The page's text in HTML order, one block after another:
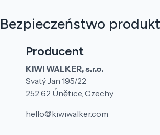
Bezpieczeństwo
Producent
KIWI WALKER, s.r.o.
Svatý Jan 195/22
252 62 Únětice, Czechy
hello@kiwiwalker.com